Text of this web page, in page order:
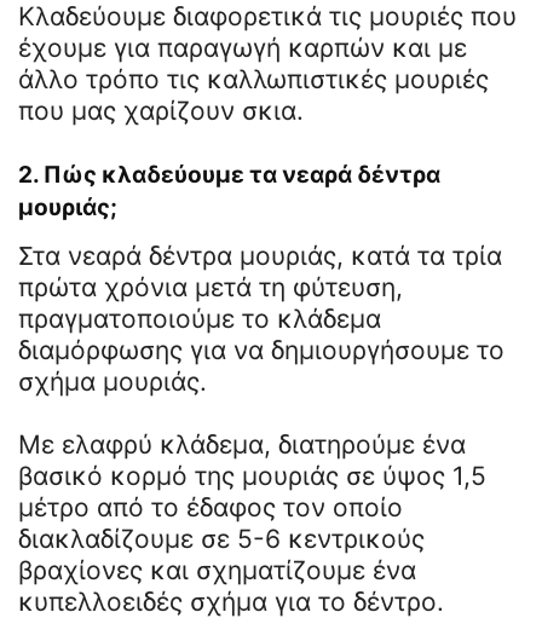
Κλαδεύουμε διαφορετικά τις μουριές που
έχουμε για παραγωγή καρπών και με
άλλο τρόπο τις καλλωπιστικές μουριές
που μας χαρίζουν σκια.
2. Πώς κλαδεύουμε τα νεαρά δέντρα
μουριάς;
Στα νεαρά δέντρα μουριάς, κατά τα τρία
πρώτα χρόνια μετά τη φύτευση,
πραγματοποιούμε το κλάδεμα
διαμόρφωσης για να δημιουργήσουμε το
σχήμα μουριάς.
Με ελαφρύ κλάδεμα, διατηρούμε ένα
βασικό κορμό της μουριάς σε ύψος 1,5
μέτρο από το έδαφος τον οποίο
διακλαδίζουμε σε 5-6 κεντρικούς
βραχίονες και σχηματίζουμε ένα
κυπελλοειδές σχήμα για το δέντρο.